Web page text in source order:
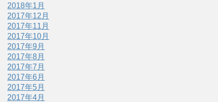
2018年1月
2017年12月
2017年11月
2017年10月
2017年9月
2017年8月
2017年7月
2017年6月
2017年5月
2017年4月